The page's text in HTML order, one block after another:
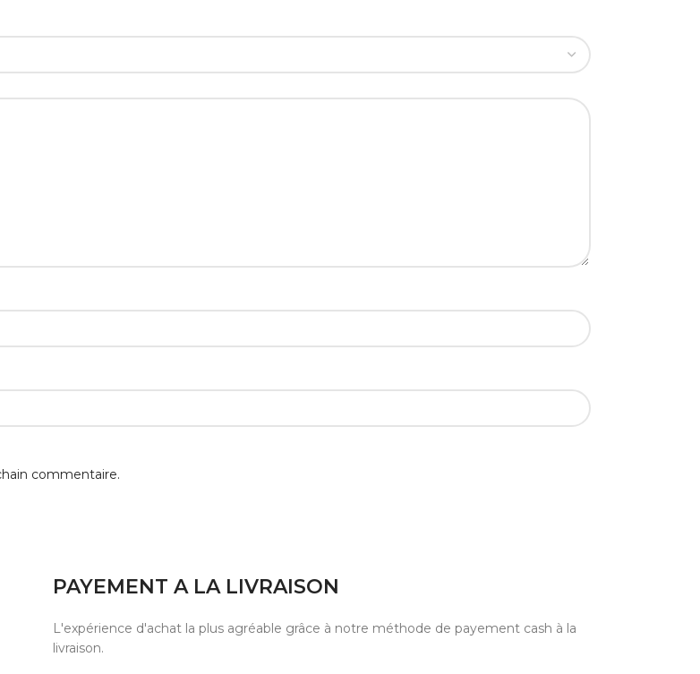
commentaire.
PAYEMENT A LA LIVRAISON
L'expérience d'achat la plus agréable grâce à notre méthode de payement cash à la
livraison.